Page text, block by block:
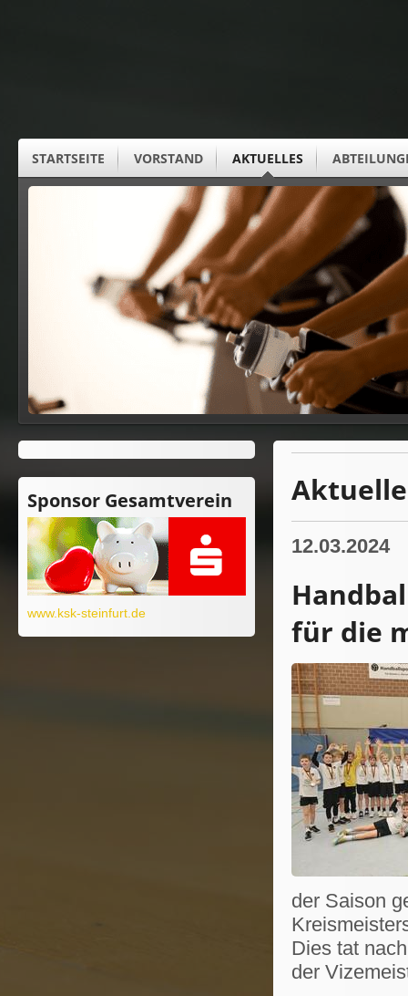
STARTSEITE VORSTAND AKTUELLES
Sponsor Gesamtverein
www.ksk-steinfurt.de
12.03.2024
für die
der Saison
Dies tat
der